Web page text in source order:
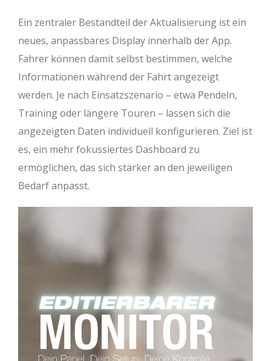
Ein zentraler Bestandteil der Aktualisierung ist ein
neues, anpassbares Display innerhalb der App.
Fahrer können damit selbst bestimmen, welche
Informationen während der Fahrt angezeigt
werden. Je nach Einsatzszenario – etwa Pendeln,
Training oder längere Touren – lassen sich die
angezeigten Daten individuell konfigurieren. Ziel ist
es, ein mehr fokussiertes Dashboard zu
ermöglichen, das sich stärker an den jeweiligen
Bedarf anpasst.